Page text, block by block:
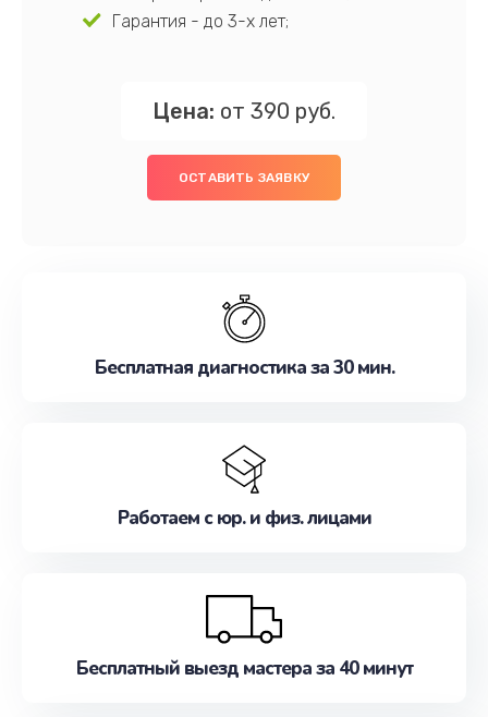
Гарантия - до 3-х лет;
Цена: от 390 руб.
ОСТАВИТЬ ЗАЯВКУ
Бесплатная диагностика за 30 мин.
Работаем с юр. и физ. лицами
Бесплатный выезд мастера за 40 минут